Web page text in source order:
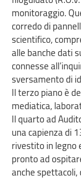
monitoraggio.
corredo di
scientifico,
alle banche dati
connesse
sversamento di
Il terzo piano è
mediatica,
Il quarto ad
una capienza di
rivestito in legno
pronto ad
anche